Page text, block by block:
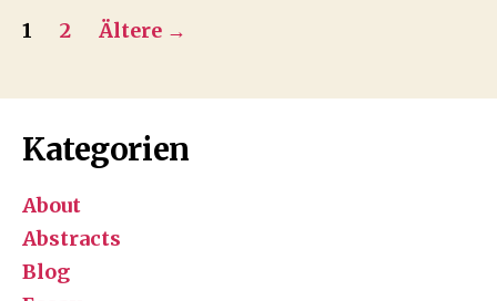
Seitennummerierung
Beiträge
1 2 Ältere →
Kategorien
About
Abstracts
Blog